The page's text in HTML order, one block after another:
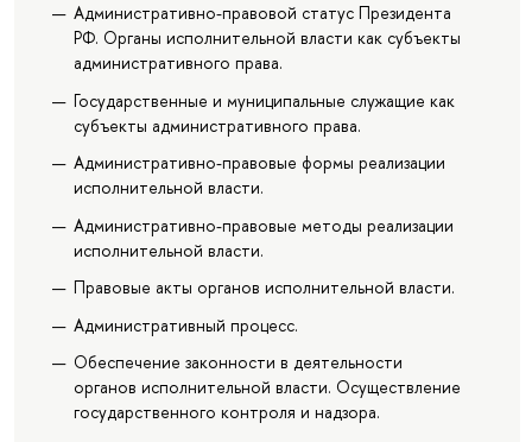
Административно-правовой статус Президента
РФ. Органы исполнительной власти как субъекты
административного права.
Государственные и муниципальные служащие как
субъекты административного права.
Административно-правовые формы реализации
исполнительной власти.
Административно-правовые методы реализации
исполнительной власти.
Правовые акты органов исполнительной власти.
Административный процесс.
Обеспечение законности в деятельности
органов исполнительной власти. Осуществление
государственного контроля и надзора.